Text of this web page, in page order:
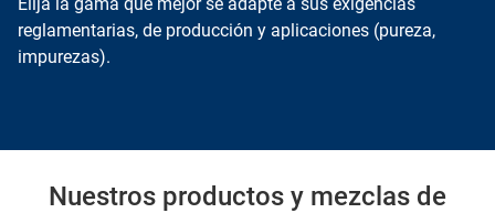
reglamentarias, de producción y aplicaciones (pureza,
impurezas).
Nuestros productos y mezclas de